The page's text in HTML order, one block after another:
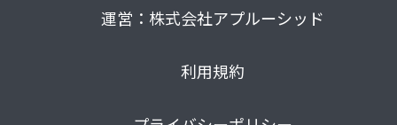
運営：株式会社アプルーシッド
利用規約